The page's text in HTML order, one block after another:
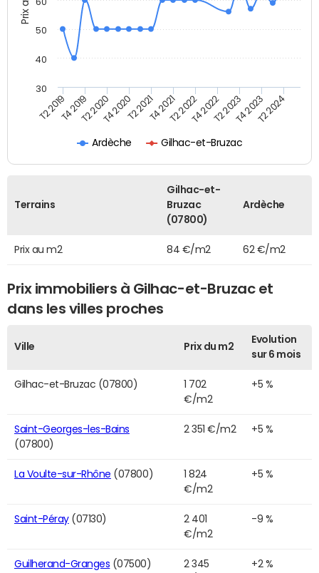
Ardèche Gilhac-et-Bruzac
T2 2019T4 2019T2 2020T4 2020T2 2021T4 2021T2 2022T4 2022T2 2023T4 2023T2 2024
30
40
50
60
Terrains
Gilhac-et-
Bruzac
(07800)
Ardèche
Prix au m2 84 €/m2 62 €/m2
Prix immobiliers à Gilhac-et-Bruzac et
dans les villes proches
Ville Prix du m2
Evolution
sur 6 mois
Gilhac-et-Bruzac (07800)
1 702
€/m2
+5 %
Saint-Georges-les-Bains
(07800)
2 351 €/m2 +5 %
La Voulte-sur-Rhône (07800)
1 824
€/m2
+5 %
Saint-Péray(07130)
2 401
€/m2
-9 %
Guilherand-Granges (07500)
2 345
+2 %